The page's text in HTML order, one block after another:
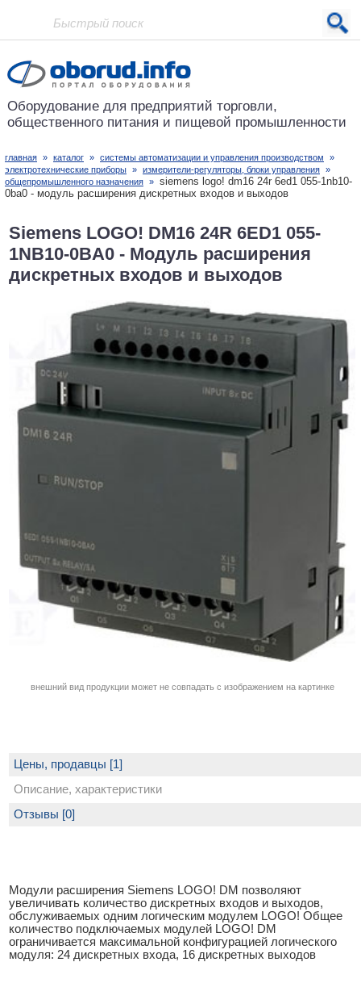
Проект основан в 2001 году
Оборудование для предприятий торговли,
общественного питания и пищевой промышленности
главная » каталог » системы автоматизации и управления производством
»
электротехнические приборы » измерители-регуляторы, блоки управления »
общепромышленного назначения » siemens logo! dm16 24r 6ed1 055-1nb10-
0ba0 - модуль расширения дискретных входов и выходов
Siemens LOGO! DM16 24R 6ED1 055-
1NB10-0BA0 - Модуль расширения
дискретных входов и выходов
внешний вид продукции может не совпадать с изображением на картинке
Цены, продавцы [1]
Описание, характеристики
Модули расширения Siemens LOGO! DM позволяют
увеличивать количество дискретных входов и выходов,
обслуживаемых одним логическим модулем LOGO! Общее
количество подключаемых модулей LOGO! DM
ограничивается максимальной конфигурацией логического
модуля: 24 дискретных входа, 16 дискретных выходов
Отзывы [0]